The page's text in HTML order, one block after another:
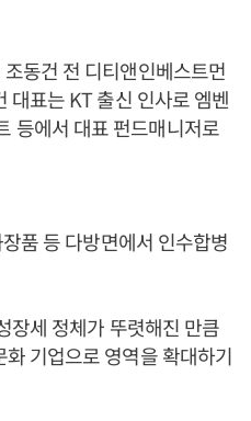
동건 전 디티앤인베스트먼
대표는 KT 출신 인사로 엠벤
등에서 대표 펀드매니저로
품 등 다방면에서 인수합병
장세 정체가 뚜렷해진 만큼
기업으로 영역을 확대하기